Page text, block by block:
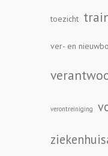
toezicht
ver- en
verontreiniging